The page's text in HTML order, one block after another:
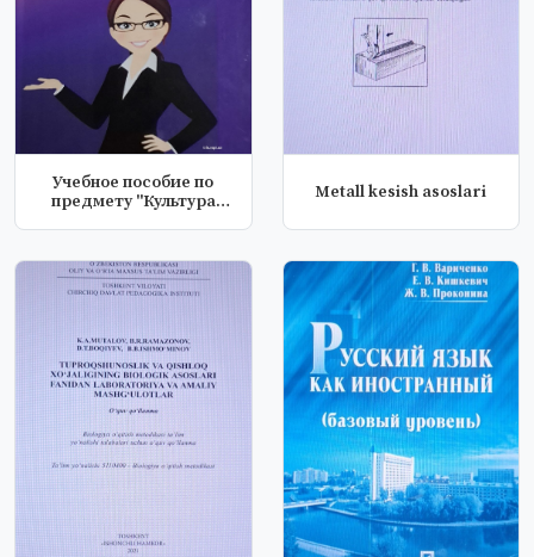
Учебное пособие по
предмету "Культура
Metall kesish asoslari